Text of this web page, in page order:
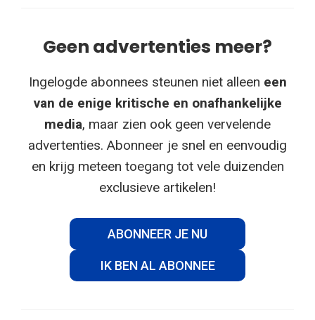
Geen advertenties meer?
Ingelogde abonnees steunen niet alleen een
van de enige kritische en onafhankelijke
media, maar zien ook geen vervelende
advertenties. Abonneer je snel en eenvoudig
en krijg meteen toegang tot vele duizenden
exclusieve artikelen!
ABONNEER JE NU
IK BEN AL ABONNEE